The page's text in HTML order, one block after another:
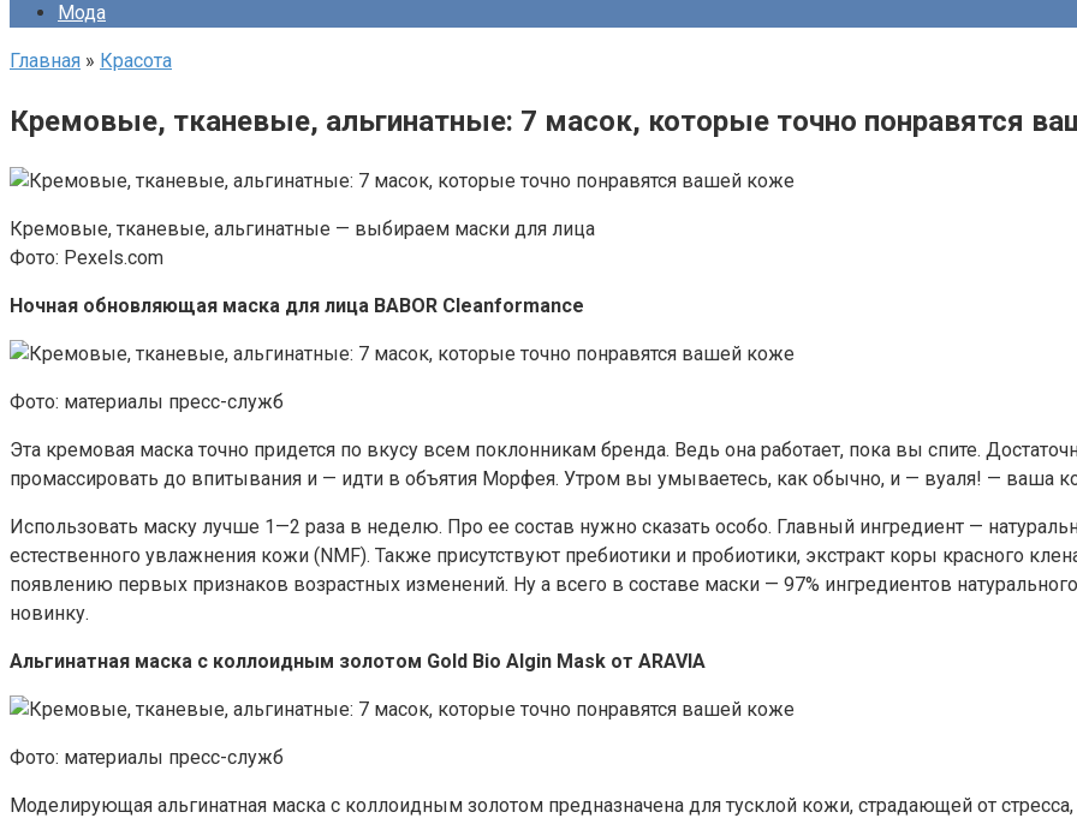
Мода
Главная » Красота
Кремовые, тканевые, альгинатные: 7 масок, которые точно понравятся
Кремовые, тканевые, альгинатные — выбираем маски для лица
Фото: Pexels.com
Ночная обновляющая маска для лица BABOR Cleanformance
Фото: материалы пресс-служб
Эта кремовая маска точно придется по вкусу всем поклонникам бренда. Ведь она работает, пока вы спите.
промассировать до впитывания и — идти в объятия Морфея. Утром вы умываетесь, как обычно, и — вуаля! — ваша
Использовать маску лучше 1—2 раза в неделю. Про ее состав нужно сказать особо. Главный ингредиент —
естественного увлажнения кожи (NMF). Также присутствуют пребиотики и пробиотики, экстракт коры красного
появлению первых признаков возрастных изменений. Ну а всего в составе маски — 97% ингредиентов
новинку.
Альгинатная маска с коллоидным золотом Gold Bio Algin Mask от ARAVIA
Фото: материалы пресс-служб
Моделирующая альгинатная маска с коллоидным золотом предназначена для тусклой кожи, страдающей от